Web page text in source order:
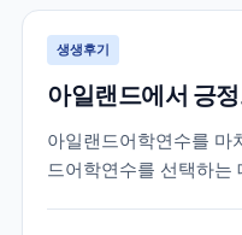
생생후기
아일랜드에서 긍
아일랜드어학연수를 마
드어학연수를 선택하는